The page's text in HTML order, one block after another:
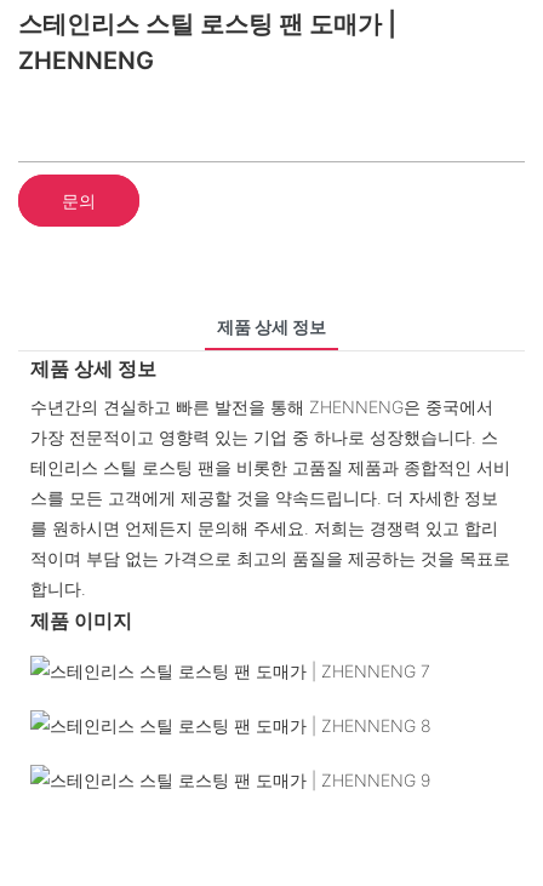
스테인리스 스틸 로스팅 팬 도매가 |
ZHENNENG
문의
제품 상세 정보
제품 상세 정보
수년간의 견실하고 빠른 발전을 통해 ZHENNENG은 중국에서
가장 전문적이고 영향력 있는 기업 중 하나로 성장했습니다. 스
테인리스 스틸 로스팅 팬을 비롯한 고품질 제품과 종합적인 서비
스를 모든 고객에게 제공할 것을 약속드립니다. 더 자세한 정보
를 원하시면 언제든지 문의해 주세요. 저희는 경쟁력 있고 합리
적이며 부담 없는 가격으로 최고의 품질을 제공하는 것을 목표로
합니다.
제품 이미지